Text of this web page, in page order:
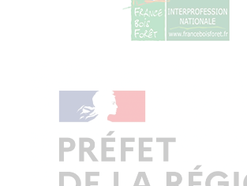
© Copyright - ProfessionsBois | Conception et réalisation :
Actualités
Mentions légales
Politique de confidentialité